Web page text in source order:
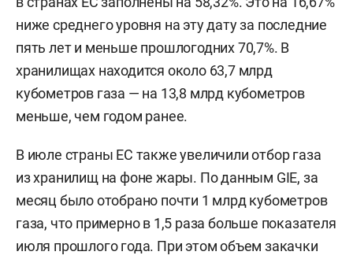
ниже среднего уровня на эту дату за последние
пять лет и меньше прошлогодних 70,7%. В
хранилищах находится около 63,7 млрд
кубометров газа — на 13,8 млрд кубометров
меньше, чем годом ранее.
В июле страны ЕС также увеличили отбор газа
из хранилищ на фоне жары. По данным GIE, за
месяц было отобрано почти 1 млрд кубометров
газа, что примерно в 1,5 раза больше показателя
июля прошлого года. При этом объем закачки